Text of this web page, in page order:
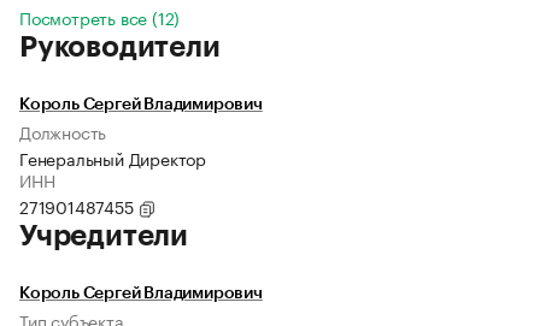
Посмотреть все (12)
Руководители
Король Сергей Владимирович
Должность
Генеральный Директор
ИНН
271901487455
Учредители
Король Сергей Владимирович
Тип субъекта